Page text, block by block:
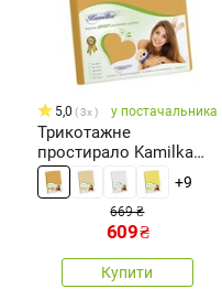
5,0 3x у постачальника
Трикотажне
простирало Kamilka
гірчичний, 90 x 200 см
+9
669 ₴
609₴
Купити